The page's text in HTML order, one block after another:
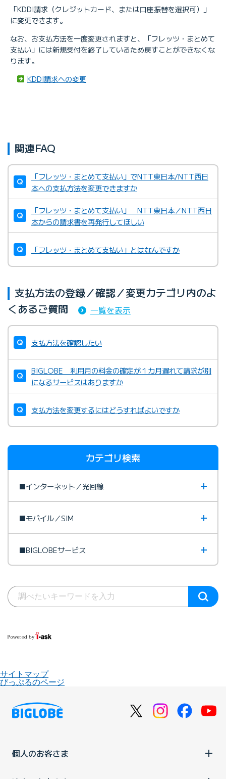
「KDDI請求（クレジットカード、または口座振替を選択可）」
に変更できます。
なお、お支払方法を一度変更されますと、「フレッツ・まとめて
支払い」には新規受付を終了しているため戻すことができなくな
ります。
KDDI請求への変更
関連FAQ
「フレッツ・まとめて支払い」でNTT東日本/NTT西日
本への支払方法を変更できますか
「フレッツ・まとめて支払い」 NTT東日本／NTT西日
本からの請求書を再発行してほしい
「フレッツ・まとめて支払い」とはなんですか
支払方法の登録／確認／変更カテゴリ内のよ
くあるご質問
一覧を表示
支払方法を確認したい
BIGLOBE 利用月の料金の確定が１カ月遅れて請求が別
になるサービスはありますか
支払方法を変更するにはどうすればよいですか
カテゴリ検索
■インターネット／光回線
■モバイル／SIM
■BIGLOBEサービス
サイトマップ
びっぷるのページ
個人のお客さま